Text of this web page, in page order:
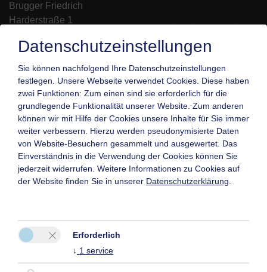
Brugger Friedrich
Harderstraße 1
Mobil:+43 664 2001533
Fax: +43 5574 2099 205010
E-Mail:info@gaestehaus-brugger.at
Datenschutzeinstellungen
Sie können nachfolgend Ihre Datenschutzeinstellungen
festlegen. Unsere Webseite verwendet Cookies. Diese haben
zwei Funktionen: Zum einen sind sie erforderlich für die
grundlegende Funktionalität unserer Website. Zum anderen
können wir mit Hilfe der Cookies unsere Inhalte für Sie immer
weiter verbessern. Hierzu werden pseudonymisierte Daten
von Website-Besuchern gesammelt und ausgewertet. Das
Einverständnis in die Verwendung der Cookies können Sie
jederzeit widerrufen. Weitere Informationen zu Cookies auf
der Website finden Sie in unserer Datenschutzerklärung.
Erforderlich
↓ 1 service